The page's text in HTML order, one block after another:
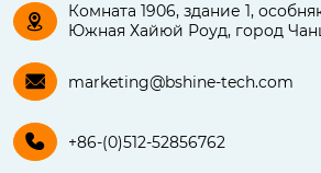

Комната 1906, здание 1,
Южная Хайюй Роуд, город
 marketing@bshine-tech.com
 +86-(0)512-52856762